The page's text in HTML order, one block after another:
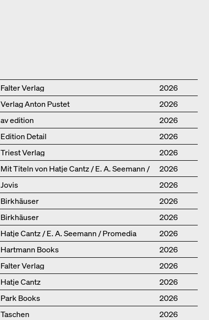
Falter Verlag
2026
Verlag Anton Pustet
2026
av edition
2026
Edition Detail
2026
Triest Verlag
2026
Mit Titeln von Hatje Cantz / E. A. Seemann /
Promedia
2026
Jovis
2026
Birkhäuser
2026
Birkhäuser
2026
Hatje Cantz / E. A. Seemann / Promedia
2026
Hartmann Books
2026
Falter Verlag
2026
Hatje Cantz
2026
Park Books
2026
Taschen
2026